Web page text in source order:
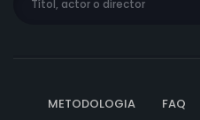
METODOLOGIA FAQ